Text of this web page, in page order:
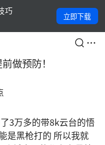
巧
立即下载
做预防！
3万多的带8k云台的悟
是黑枪打的 所以我就